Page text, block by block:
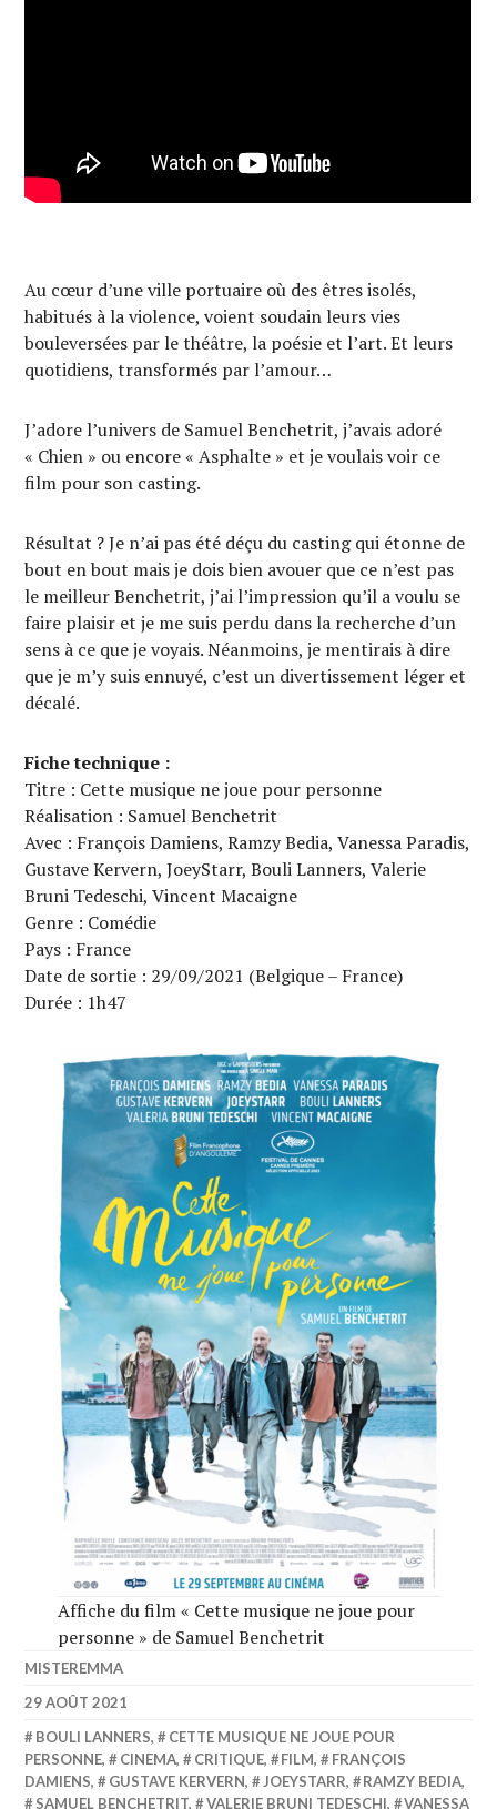
Au cœur d’une ville portuaire où des êtres isolés,
habitués à la violence, voient soudain leurs vies
bouleversées par le théâtre, la poésie et l’art. Et leurs
quotidiens, transformés par l’amour…
J’adore l’univers de Samuel Benchetrit, j’avais adoré
« Chien » ou encore « Asphalte » et je voulais voir ce
film pour son casting.
Résultat ? Je n’ai pas été déçu du casting qui étonne de
bout en bout mais je dois bien avouer que ce n’est pas
le meilleur Benchetrit, j’ai l’impression qu’il a voulu se
faire plaisir et je me suis perdu dans la recherche d’un
sens à ce que je voyais. Néanmoins, je mentirais à dire
que je m’y suis ennuyé, c’est un divertissement léger et
décalé.
Fiche technique :
Titre : Cette musique ne joue pour personne
Réalisation : Samuel Benchetrit
Avec : François Damiens, Ramzy Bedia, Vanessa Paradis,
Gustave Kervern, JoeyStarr, Bouli Lanners, Valerie
Bruni Tedeschi, Vincent Macaigne
Genre : Comédie
Pays : France
Date de sortie : 29/09/2021 (Belgique – France)
Durée : 1h47
Affiche du film « Cette musique ne joue pour
personne » de Samuel Benchetrit
MISTEREMMA
29 AOÛT 2021
BOULI LANNERS,
CETTE MUSIQUE NE JOUE POUR
PERSONNE, CINEMA, CRITIQUE, FILM,
FRANÇOIS
DAMIENS, GUSTAVE KERVERN, JOEYSTARR, RAMZY BEDIA,
SAMUEL BENCHETRIT, VALERIE BRUNI TEDESCHI,
VANESSA